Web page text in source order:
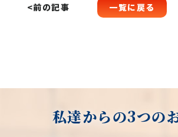
<前の記事 一覧に戻る
私達からの3つの